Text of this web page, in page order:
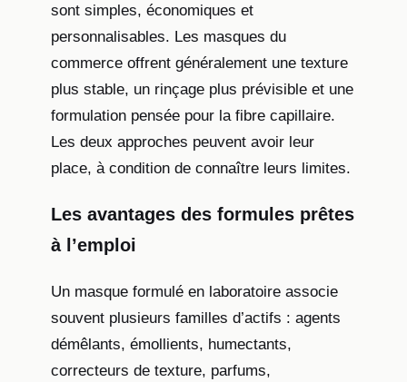
sont simples, économiques et
personnalisables. Les masques du
commerce offrent généralement une texture
plus stable, un rinçage plus prévisible et une
formulation pensée pour la fibre capillaire.
Les deux approches peuvent avoir leur
place, à condition de connaître leurs limites.
Les avantages des formules prêtes
à l’emploi
Un masque formulé en laboratoire associe
souvent plusieurs familles d’actifs : agents
démêlants, émollients, humectants,
correcteurs de texture, parfums,